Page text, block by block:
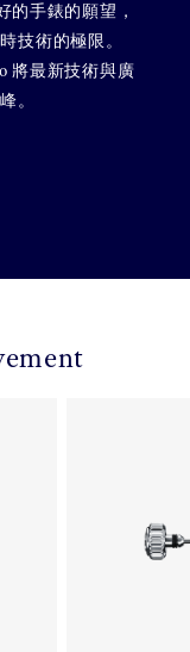
的手錶的願望，
技術的極限。
將最新技術與廣
。